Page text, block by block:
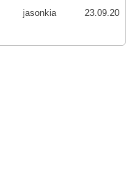
jasonkia 23.09.20